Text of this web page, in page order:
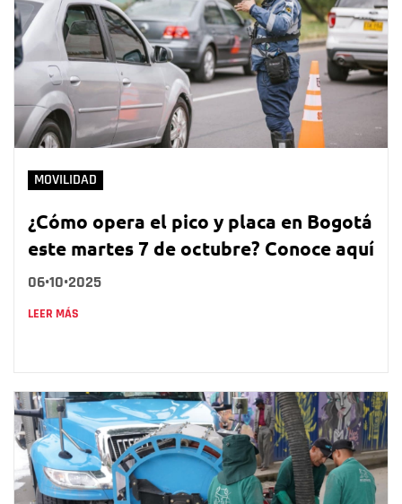
MOVILIDAD
¿Cómo opera el pico y placa en Bogotá
este martes 7 de octubre? Conoce aquí
06•10•2025
LEER MÁS